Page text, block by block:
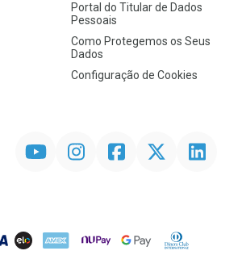
Portal do Titular de Dados
Pessoais
Como Protegemos os Seus
Dados
Configuração de Cookies
InstagramFacebookTwitter Linkedin
ELO AMEX NuPay Google PayDiners Club